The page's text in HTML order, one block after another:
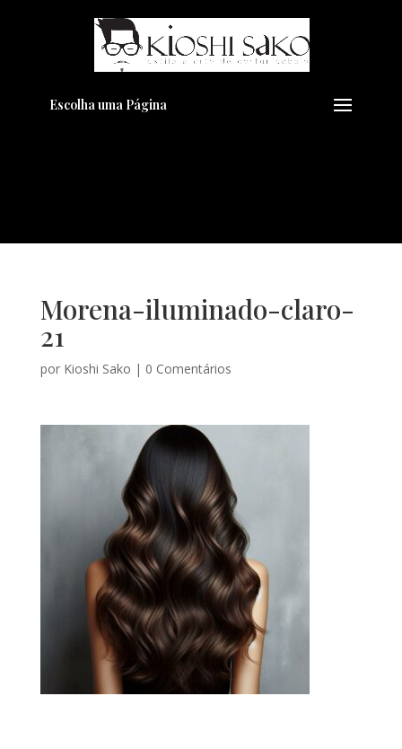
Escolha uma Página
Morena-iluminado-claro-
21
por Kioshi Sako | 0 Comentários
Pensando em transformar seu
Visual??